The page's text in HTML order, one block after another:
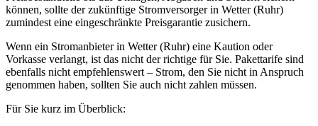
können, sollte der zukünftige Stromversorger in Wetter (Ruhr)
zumindest eine eingeschränkte Preisgarantie zusichern.
Wenn ein Stromanbieter in Wetter (Ruhr) eine Kaution oder
Vorkasse verlangt, ist das nicht der richtige für Sie. Pakettarife sind
ebenfalls nicht empfehlenswert – Strom, den Sie nicht in Anspruch
genommen haben, sollten Sie auch nicht zahlen müssen.
Für Sie kurz im Überblick: